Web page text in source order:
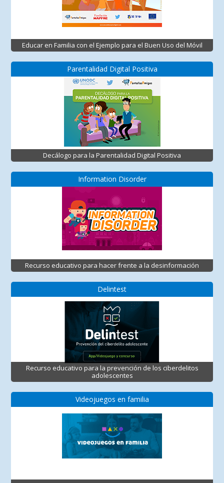
Educar en Familia con el Ejemplo para el Buen Uso del Móvil
Parentalidad Digital Positiva
Decálogo para la Parentalidad Digital Positiva
Information Disorder
Recurso educativo para hacer frente a la desinformación
Delintest
Recurso educativo para la prevención de los ciberdelitos
adolescentes
Videojuegos en familia